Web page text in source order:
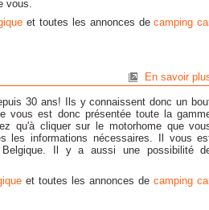
vous.
et toutes les annonces decamping
En savoir
30 ans! Ils y connaissent donc un
vous est donc présentée toute la
qu'à cliquer sur le motorhome que
les informations nécessaires. Il vous
Il y a aussi une possibilité
et toutes les annonces decamping